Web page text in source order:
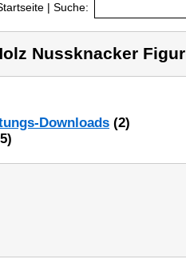
| Suche:
Nussknacker Figur
Downloads (2)